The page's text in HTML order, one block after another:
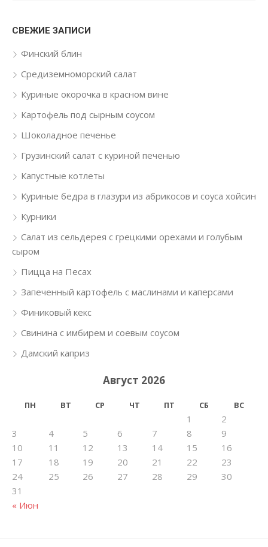
СВЕЖИЕ ЗАПИСИ
Финский блин
Средиземноморский салат
Куриные окорочка в красном вине
Картофель под сырным соусом
Шоколадное печенье
Грузинский салат с куриной печенью
Капустные котлеты
Куриные бедра в глазури из абрикосов и соуса хойсин
Курники
Салат из сельдерея с грецкими орехами и голубым
сыром
Пицца на Песах
Запеченный картофель с маслинами и каперсами
Финиковый кекс
Свинина с имбирем и соевым соусом
Дамский каприз
Август 2026
ПН ВТ СР ЧТ ПТ СБ ВС
« Июн
1
2
3
4 5 6 7 8
9
10
11 12 13 14 15
16
17
18 19 20 21 22
23
24
25 26 27 28 29
30
31